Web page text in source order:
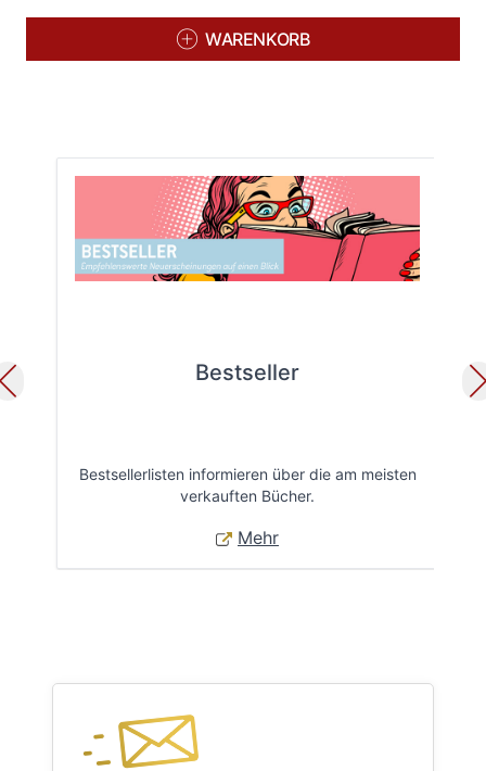
WARENKORB
Bestseller
Bestsellerlisten informieren über die am meisten
verkauften Bücher.
Mehr